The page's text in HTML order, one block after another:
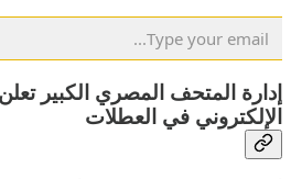
إدارة المتحف المصري الكبير
الإلكتروني في العطلات